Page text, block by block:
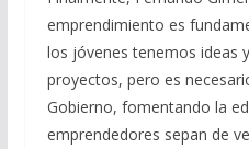
emprendimiento es
los jóvenes tenemos ideas
proyectos, pero es
Gobierno, fomentando la
emprendedores sepan de